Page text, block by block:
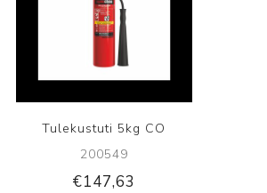
Tulekustuti 5kg CO
200549
€147,63